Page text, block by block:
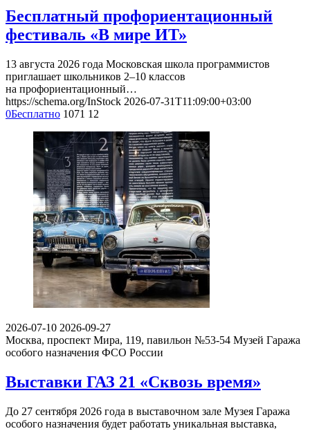
Бесплатный профориентационный
фестиваль «В мире ИТ»
13 августа 2026 года Московская школа программистов
приглашает школьников 2–10 классов
на профориентационный…
https://schema.org/InStock 2026-07-31T11:09:00+03:00
0Бесплатно 1071 12
2026-07-10 2026-09-27
Москва, проспект Мира, 119, павильон №53-54 Музей Гаража
особого назначения ФСО России
Выставки ГАЗ 21 «Сквозь время»
До 27 сентября 2026 года в выставочном зале Музея Гаража
особого назначения будет работать уникальная выставка,